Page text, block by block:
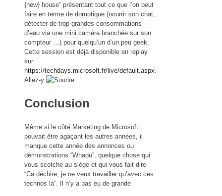
{new} house” présentant tout ce que l’on peut
faire en terme de domotique (nourrir son chat,
détecter de trop grandes consommations
d’eau via une mini caméra branchée sur son
compteur …) pour quelqu’un d’un peu geek.
Cette session est déjà disponible en replay
sur
https://techdays.microsoft.fr/live/default.aspx
Allez-y
Conclusion
Même si le côté Marketing de Microsoft
pouvait être agaçant les autres années, il
manque cette année des annonces ou
démonstrations “Whaou”, quelque chose qui
vous scotche au siège et qui vous fait dire
“Ca déchire, je ne veux travailler qu’avec ces
technos là”. Il n’y a pas eu de grande